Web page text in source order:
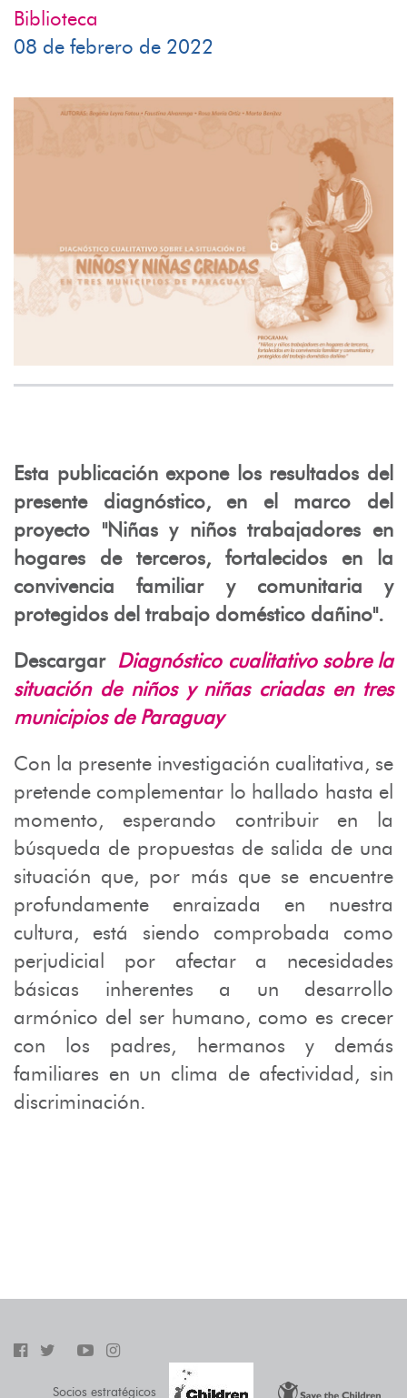
Biblioteca
08 de febrero de 2022
Esta publicación expone los resultados del
presente diagnóstico, en el marco del
proyecto "Niñas y niños trabajadores en
hogares de terceros, fortalecidos en la
convivencia familiar y comunitaria y
protegidos del trabajo doméstico dañino".
Descargar Diagnóstico cualitativo sobre la
situación de niños y niñas criadas en tres
municipios de Paraguay
Con la presente investigación cualitativa, se
pretende complementar lo hallado hasta el
momento, esperando contribuir en la
búsqueda de propuestas de salida de una
situación que, por más que se encuentre
profundamente enraizada en nuestra
cultura, está siendo comprobada como
perjudicial por afectar a necesidades
básicas inherentes a un desarrollo
armónico del ser humano, como es crecer
con los padres, hermanos y demás
familiares en un clima de afectividad, sin
discriminación.
Socios estratégicos